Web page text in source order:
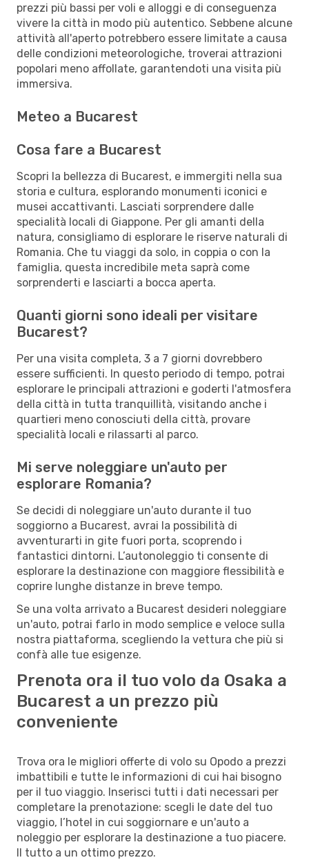
prezzi più bassi per voli e alloggi e di conseguenza
vivere la città in modo più autentico. Sebbene alcune
attività all'aperto potrebbero essere limitate a causa
delle condizioni meteorologiche, troverai attrazioni
popolari meno affollate, garantendoti una visita più
immersiva.
Meteo a Bucarest
Cosa fare a Bucarest
Scopri la bellezza di Bucarest, e immergiti nella sua
storia e cultura, esplorando monumenti iconici e
musei accattivanti. Lasciati sorprendere dalle
specialità locali di Giappone. Per gli amanti della
natura, consigliamo di esplorare le riserve naturali di
Romania. Che tu viaggi da solo, in coppia o con la
famiglia, questa incredibile meta saprà come
sorprenderti e lasciarti a bocca aperta.
Quanti giorni sono ideali per visitare
Bucarest?
Per una visita completa, 3 a 7 giorni dovrebbero
essere sufficienti. In questo periodo di tempo, potrai
esplorare le principali attrazioni e goderti l'atmosfera
della città in tutta tranquillità, visitando anche i
quartieri meno conosciuti della città, provare
specialità locali e rilassarti al parco.
Mi serve noleggiare un'auto per
esplorare Romania?
Se decidi di noleggiare un'auto durante il tuo
soggiorno a Bucarest, avrai la possibilità di
avventurarti in gite fuori porta, scoprendo i
fantastici dintorni. L’autonoleggio ti consente di
esplorare la destinazione con maggiore flessibilità e
coprire lunghe distanze in breve tempo.
Se una volta arrivato a Bucarest desideri noleggiare
un'auto, potrai farlo in modo semplice e veloce sulla
nostra piattaforma, scegliendo la vettura che più si
confà alle tue esigenze.
Prenota ora il tuo volo da Osaka a
Bucarest a un prezzo più
conveniente
Trova ora le migliori offerte di volo su Opodo a prezzi
imbattibili e tutte le informazioni di cui hai bisogno
per il tuo viaggio. Inserisci tutti i dati necessari per
completare la prenotazione: scegli le date del tuo
viaggio, l’hotel in cui soggiornare e un'auto a
noleggio per esplorare la destinazione a tuo piacere.
Il tutto a un ottimo prezzo.